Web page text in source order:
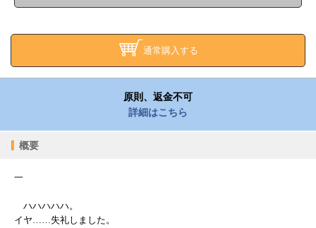
通常購入する
原則、返金不可
詳細はこちら
概要
一
ハハハハハ。
イヤ……失礼しました。